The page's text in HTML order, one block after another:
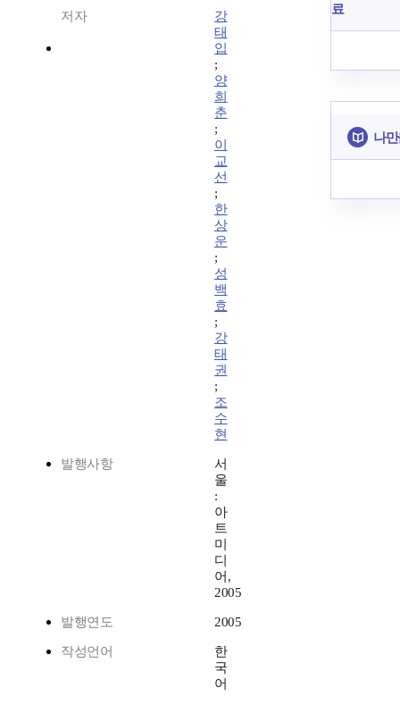
저자
강
태
입
;
양
희
춘
;
이
교
선
;
한
상
운
;
성
백
효
;
강
태
권
;
조
수
현
발행사항
서
울
:
아
트
미
디
어,
2005
발행연도 2005
작성언어
한
국
어
료
나